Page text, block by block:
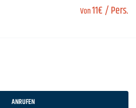
Von11€/ Pers.
ANRUFEN